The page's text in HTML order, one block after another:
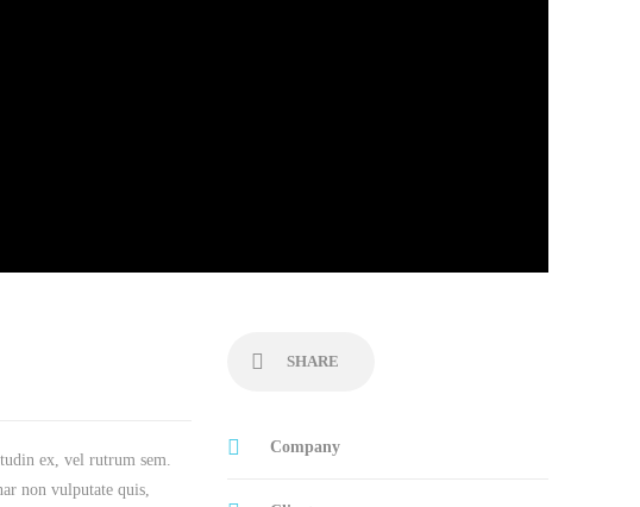
ex, vel rutrum sem.
non vulputate quis,
SHARE
Company